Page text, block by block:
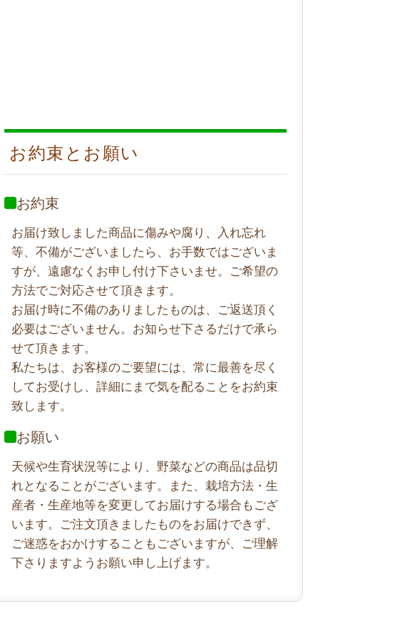
お約束とお願い
お約束
お届け致しました商品に傷みや腐り、入れ忘れ
等、不備がございましたら、お手数ではございま
すが、遠慮なくお申し付け下さいませ。ご希望の
方法でご対応させて頂きます。
お届け時に不備のありましたものは、ご返送頂く
必要はございません。お知らせ下さるだけで承ら
せて頂きます。
私たちは、お客様のご要望には、常に最善を尽く
してお受けし、詳細にまで気を配ることをお約束
致します。
お願い
天候や生育状況等により、野菜などの商品は品切
れとなることがございます。また、栽培方法・生
産者・生産地等を変更してお届けする場合もござ
います。ご注文頂きましたものをお届けできず、
ご迷惑をおかけすることもございますが、ご理解
下さりますようお願い申し上げます。